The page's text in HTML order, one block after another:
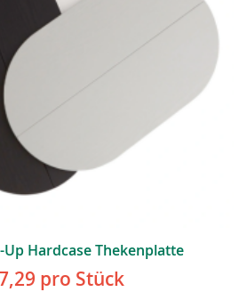
Hardcase Thekenplatte
pro Stück